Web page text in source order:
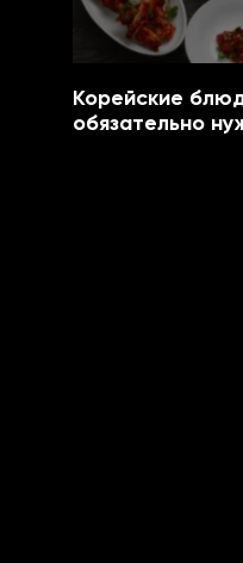
Корейские
обязательно